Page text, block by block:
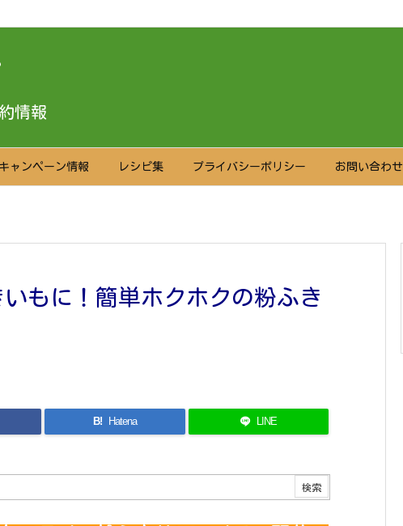
情報
ャンペーン情報 レシピ集 プライバシーポリシー お問い合わせ
いもに！簡単ホクホクの粉ふき
B! Hatena LINE